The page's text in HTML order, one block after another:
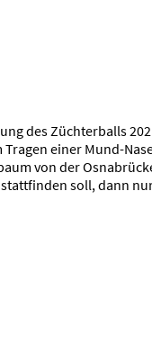
des Züchterballs
einer Mund-
von der
stattfinden soll, dann